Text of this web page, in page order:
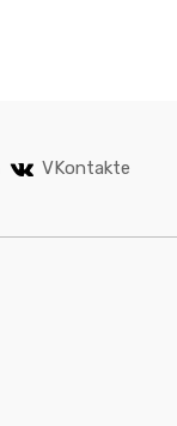
VKontakte